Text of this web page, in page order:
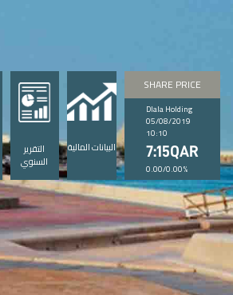
SHARE PRICE
Dlala Holding
05/08/2019
10:10
7:15QAR
0.00/0.00%
البيانات المالية
التقرير
السنوي
يناير 31, 2012